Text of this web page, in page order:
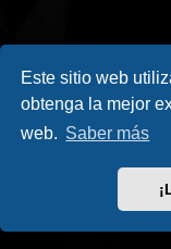
Este sitio web
obtenga la mejor
web. Saber más